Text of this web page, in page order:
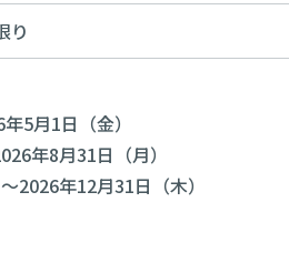
り
5月1日（金）
年8月31日（月）
2026年12月31日（木）